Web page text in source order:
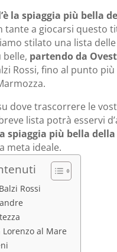
la spiaggia più bella
tante a giocarsi questo
stilato una lista delle
belle, partendo da Ovest
Rossi, fino al punto più
dove trascorrere le
lista potrà esservi
spiaggia più bella
meta ideale.
Rossi
al Mare